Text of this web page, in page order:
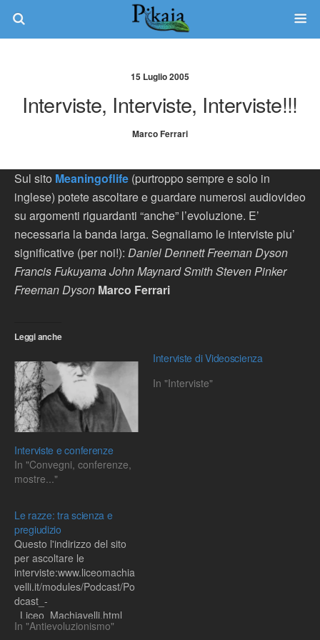
15 Luglio 2005
Interviste, Interviste, Interviste!!!
Marco Ferrari
Sul sito Meaningoflife (purtroppo sempre e solo in
inglese) potete ascoltare e guardare numerosi audiovideo
su argomenti riguardanti “anche” l’evoluzione. E’
necessaria la banda larga. Segnaliamo le interviste piu’
significative (per noi!): Daniel Dennett Freeman Dyson
Francis Fukuyama John Maynard Smith Steven Pinker
Freeman Dyson Marco Ferrari
Leggi anche
Interviste e conferenze
In "Convegni, conferenze,
mostre..."
Interviste di Videoscienza
In "Interviste"
Le razze: tra scienza e
pregiudizio
Questo l'indirizzo del sito
per ascoltare le
interviste:www.liceomachia
velli.it/modules/Podcast/Po
dcast_-
_Liceo_Machiavelli.html
In "Antievoluzionismo"